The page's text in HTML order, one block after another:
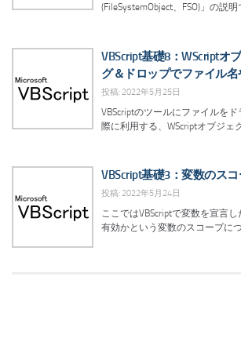
(FileSystemObject、FSO)」の説明
VBScript基礎8：WScriptオ
グ＆ドロップでファイル
投稿: 2022年5月25日
VBScriptのツールにファイルを
際に利用する、WScriptオブジェ
VBScript基礎3：変数のス
投稿: 2022年5月24日
ここではVBScriptで変数を宣言
有効かという変数のスコープに